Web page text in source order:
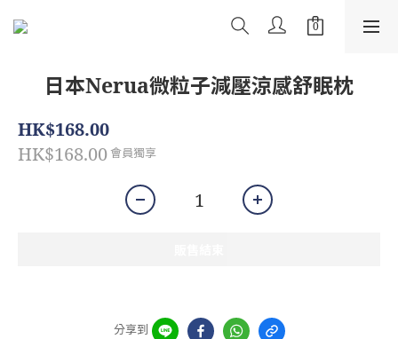
日本Nerua微粒子減壓涼感舒眠枕
HK$168.00
HK$168.00 會員獨享
分享到